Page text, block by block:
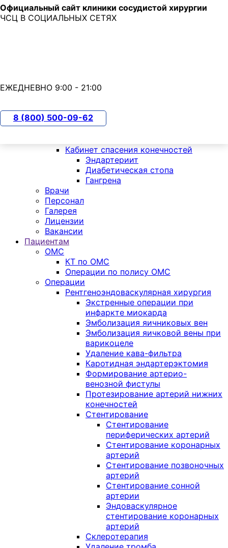
Skip to main content
Отделения
Хирургия
РХМДиЛ
Флебология
Кабинет спасения конечностей
Эндартериит
Диабетическая стопа
Гангрена
Врачи
Персонал
Галерея
Лицензии
Вакансии
Пациентам
ОМС
КТ по ОМС
Операции по полису ОМС
Операции
Рентгеноэндоваскулярная хирургия
Экстренные операции при
инфаркте миокарда
Эмболизация яичниковых вен
Эмболизация яичковой вены при
варикоцеле
Удаление кава-фильтра
Каротидная эндартерэктомия
Формирование артерио-
венозной фистулы
Протезирование артерий нижних
конечностей
Стентирование
Стентирование
периферических артерий
Стентирование коронарных
артерий
Стентирование позвоночных
артерий
Стентирование сонной
артерии
Эндоваскулярное
стентирование коронарных
артерий
Склеротерапия
Официальный сайт клиники сосудистой хирургии
ЧСЦ В СОЦИАЛЬНЫХ СЕТЯХ
ЕЖЕДНЕВНО 9:00 - 21:00
8 (800) 500-09-62